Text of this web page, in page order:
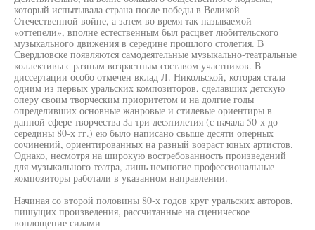
который испытывала страна после победы в Великой
Отечественной войне, а затем во время так называемой
«оттепели», вполне естественным был расцвет любительского
музыкального движения в середине прошлого столетия. В
Свердловске появляются самодеятельные музыкально-театральные
коллективы с разным возрастным составом участников. В
диссертации особо отмечен вклад Л. Никольской, которая стала
одним из первых уральских композиторов, сделавших детскую
оперу своим творческим приоритетом и на долгие годы
определивших основные жанровые и стилевые ориентиры в
данной сфере творчества За три десятилетия (с начала 50-х до
середины 80-х гг.) ею было написано свыше десяти оперных
сочинений, ориентированных на разный возраст юных артистов.
Однако, несмотря на широкую востребованность произведений
для музыкального театра, лишь немногие профессиональные
композиторы работали в указанном направлении.
Начиная со второй половины 80-х годов круг уральских авторов,
пишущих произведения, рассчитанные на сценическое
воплощение силами